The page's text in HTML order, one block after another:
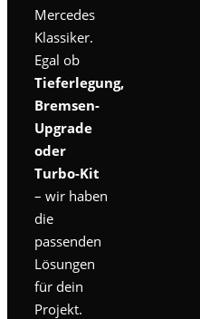
Mercedes
Klassiker.
Egal ob
Tieferlegung,
Bremsen-
Upgrade
oder
Turbo-Kit
– wir haben
die
passenden
Lösungen
für dein
Projekt.